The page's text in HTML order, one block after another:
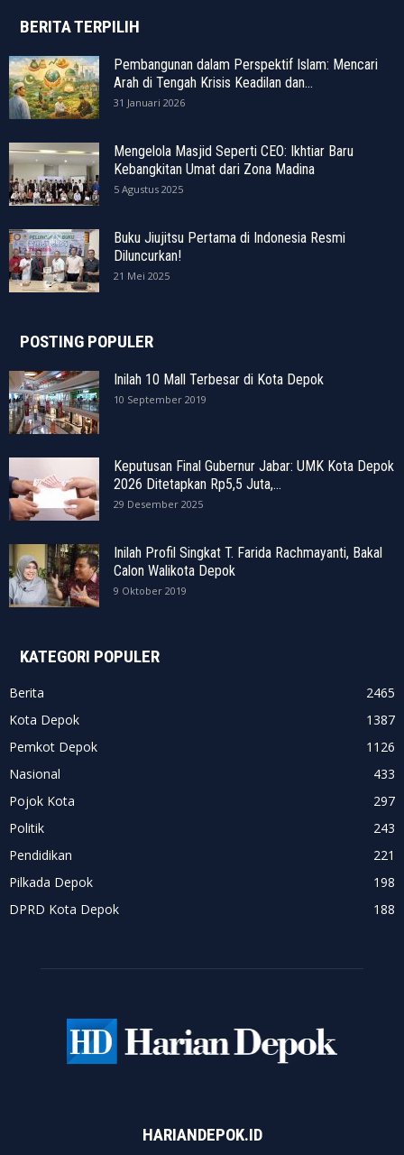
BERITA TERPILIH
Pembangunan dalam Perspektif Islam: Mencari
Arah di Tengah Krisis Keadilan dan...
31 Januari 2026
Mengelola Masjid Seperti CEO: Ikhtiar Baru
Kebangkitan Umat dari Zona Madina
5 Agustus 2025
Buku Jiujitsu Pertama di Indonesia Resmi
Diluncurkan!
21 Mei 2025
POSTING POPULER
Inilah 10 Mall Terbesar di Kota Depok
10 September 2019
Keputusan Final Gubernur Jabar: UMK Kota Depok
2026 Ditetapkan Rp5,5 Juta,...
29 Desember 2025
Inilah Profil Singkat T. Farida Rachmayanti, Bakal
Calon Walikota Depok
9 Oktober 2019
KATEGORI POPULER
Berita
2465
Kota Depok
1387
Pemkot Depok
1126
Nasional
433
Pojok Kota
297
Politik
243
Pendidikan
221
Pilkada Depok
198
DPRD Kota Depok
188
HARIANDEPOK.ID